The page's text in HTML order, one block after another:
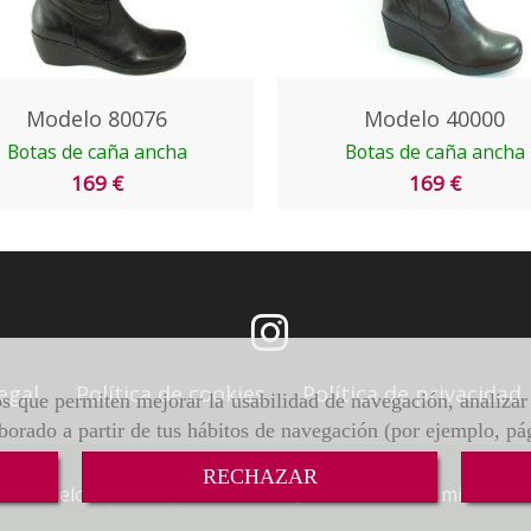
que permiten mejorar la usabilidad de navegación,
a partir de tus hábitos de navegación (por ejemplo,
RECHAZAR
Modelo 80076
Botas de caña ancha
169 €
Modelo 40000
Botas de caña ancha
169 €
Política de cookies Política de privacidad
Barcelona,